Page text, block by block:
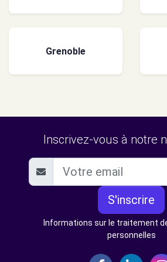
Grenoble
Inscrivez-vous à notre
S'inscrire
Informations sur le traitement
personnelles